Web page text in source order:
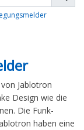
Jablotron
Design wie die
Die Funk-
haben eine